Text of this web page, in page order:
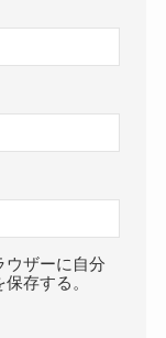
ウザーに自分
存する。